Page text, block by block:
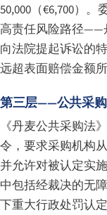
50,000（€6,700）
高责任风险路径——
向法院提起诉讼的
远超表面赔偿金额
第三层——公共采
《丹麦公共采购法
令，要求采购机构
并允许对被认定实
中包括经裁决的无
下重大行政处罚认